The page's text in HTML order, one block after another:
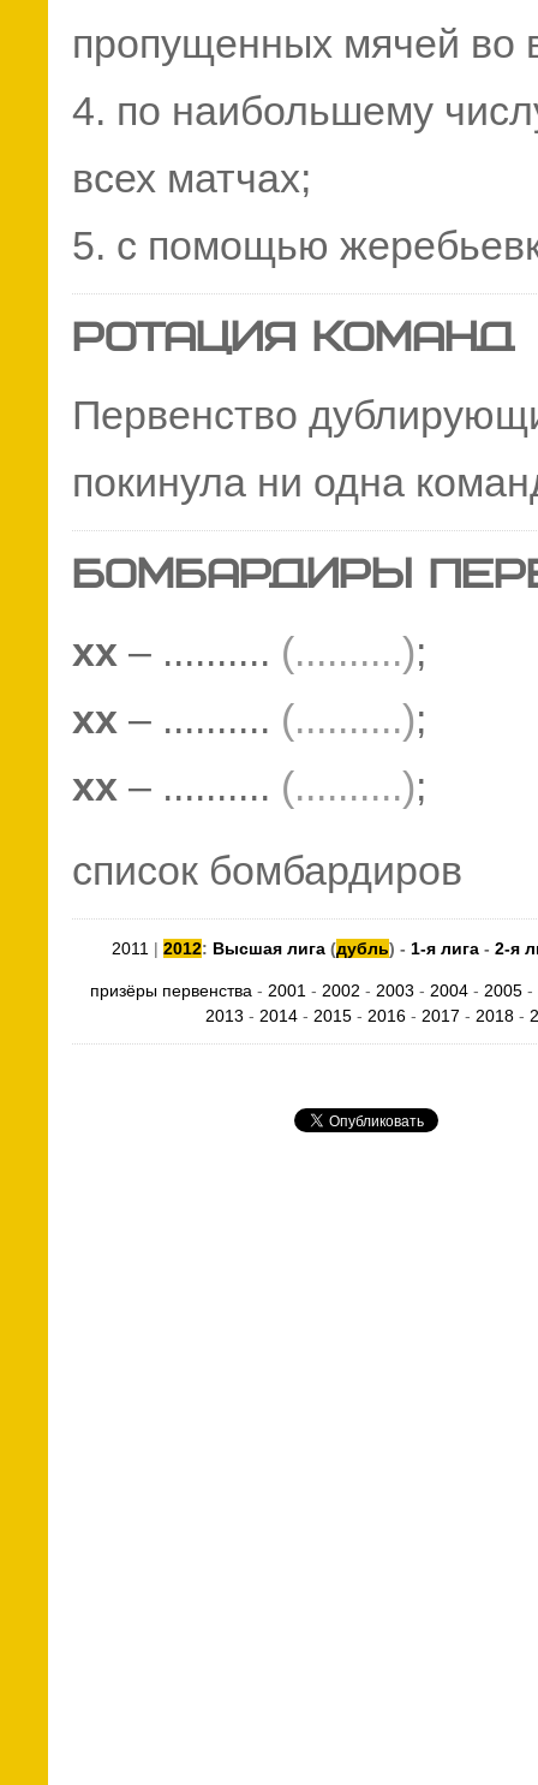
пропущенных мячей во
4. по наибольшему
всех матчах;
5. с помощью
РОТАЦИЯ КОМАНД
Первенство
покинула ни одна
БОМБАРДИРЫ
хх – .......... (..........);
хх – .......... (..........);
хх – .......... (..........);
список бомбардиров
2011 | 2012: Высшая лига (дубль) - 1-я лига - 2-я
призёры первенства - 2001 - 2002 - 2003 - 2004 - 2005 -
2013 - 2014 - 2015 - 2016 - 2017 - 2018 -